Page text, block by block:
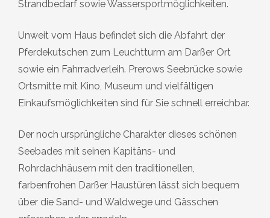
Strandbedarf sowie Wassersportmöglichkeiten.
Unweit vom Haus befindet sich die Abfahrt der
Pferdekutschen zum Leuchtturm am Darßer Ort
sowie ein Fahrradverleih. Prerows Seebrücke sowie
Ortsmitte mit Kino, Museum und vielfältigen
Einkaufsmöglichkeiten sind für Sie schnell erreichbar.
Der noch ursprüngliche Charakter dieses schönen
Seebades mit seinen Kapitäns- und
Rohrdachhäusern mit den traditionellen,
farbenfrohen Darßer Haustüren lässt sich bequem
über die Sand- und Waldwege und Gässchen